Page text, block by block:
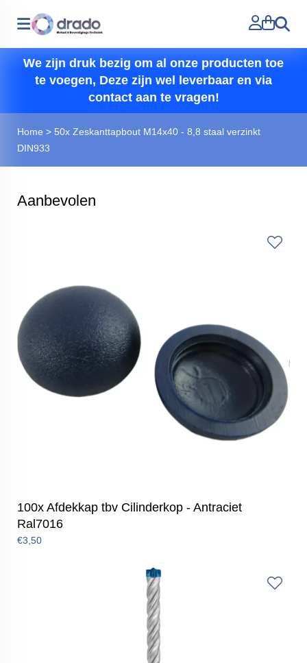
Zoeken
We zijn druk bezig om al onze producten toe
te voegen, Deze zijn wel leverbaar en via
contact aan te vragen!
Home > 50x Zeskanttapbout M14x40 - 8,8 staal verzinkt
DIN933
Aanbevolen
100x Afdekkap tbv Cilinderkop - Antraciet
Ral7016
€3,50